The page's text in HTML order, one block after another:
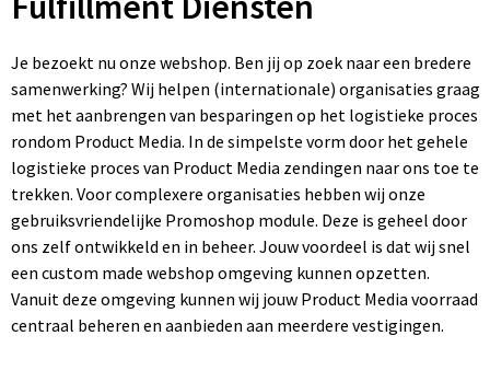
Huis, Tuin en Keuken
Kantoor en Zakelijk
Kerst
Kinderen, Peuters en Baby's
Klokken, horloges en weerstations
Crossbody tassen
Documententassen
Draagtassen
Duffeltassen
Dekens, Fleecedekens en Kussens
Gezichtsmaskers en mondkapjes
Gilets
Handschoenen en Sjaals
Jassen
Ondergoed en Sokken
Polo's
Schoenen en accessoires
Sportaccessoires
E.H.B.O.
Handschoenen en Sjaals
Jassen
Kledingaccessoires
Ondergoed en Sokken
Je bezoekt nu onze webshop. Ben jij op zoek naar een bredere
samenwerking? Wij helpen (internationale) organisaties graag
met het aanbrengen van besparingen op het logistieke proces
rondom Product Media. In de simpelste vorm door het gehele
logistieke proces van Product Media zendingen naar ons toe te
trekken. Voor complexere organisaties hebben wij onze
gebruiksvriendelijke Promoshop module. Deze is geheel door
ons zelf ontwikkeld en in beheer. Jouw voordeel is dat wij snel
een custom made webshop omgeving kunnen opzetten.
Vanuit deze omgeving kunnen wij jouw Product Media voorraad
centraal beheren en aanbieden aan meerdere vestigingen.